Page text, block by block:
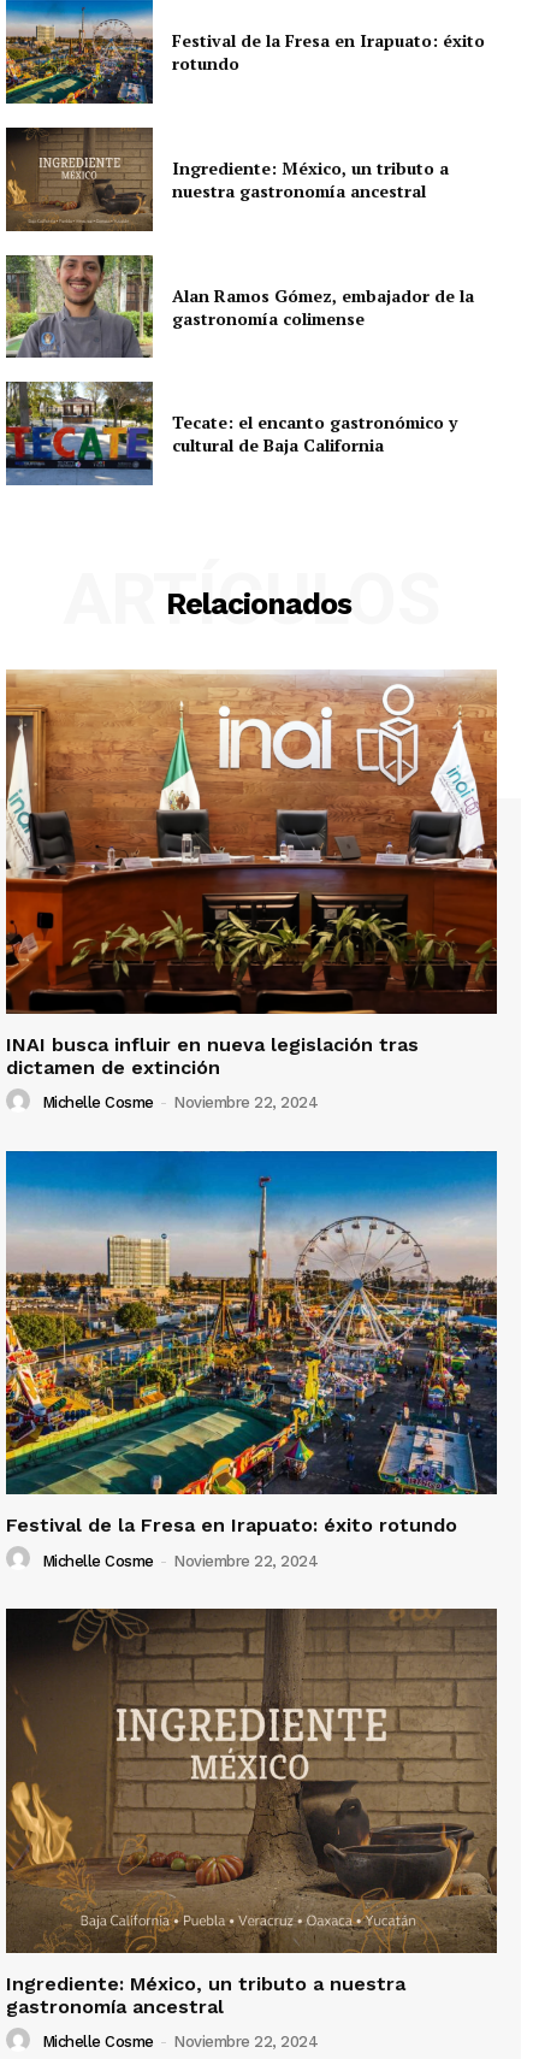
Festival de la Fresa en Irapuato: éxito
rotundo
Ingrediente: México, un tributo a
nuestra gastronomía ancestral
Alan Ramos Gómez, embajador de la
gastronomía colimense
Tecate: el encanto gastronómico y
cultural de Baja California
Relacionados
ARTÍCULOS
INAI busca influir en nueva legislación tras
dictamen de extinción
Michelle Cosme - Noviembre 22, 2024
Festival de la Fresa en Irapuato: éxito rotundo
Michelle Cosme - Noviembre 22, 2024
Ingrediente: México, un tributo a nuestra
gastronomía ancestral
Michelle Cosme - Noviembre 22, 2024